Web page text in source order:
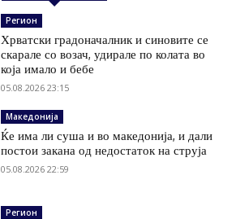
Регион
Хрватски градоначалник и синовите се
скарале со возач, удирале по колата во
која имало и бебе
05.08.2026 23:15
Македонија
Ќе има ли суша и во македонија, и дали
постои закана од недостаток на струја
05.08.2026 22:59
Регион